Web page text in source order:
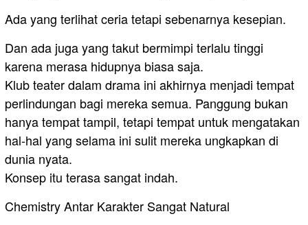
Ada yang terlihat ceria tetapi sebenarnya kesepian.
Dan ada juga yang takut bermimpi terlalu tinggi
karena merasa hidupnya biasa saja.
Klub teater dalam drama ini akhirnya menjadi tempat
perlindungan bagi mereka semua. Panggung bukan
hanya tempat tampil, tetapi tempat untuk mengatakan
hal-hal yang selama ini sulit mereka ungkapkan di
dunia nyata.
Konsep itu terasa sangat indah.
Chemistry Antar Karakter Sangat Natural